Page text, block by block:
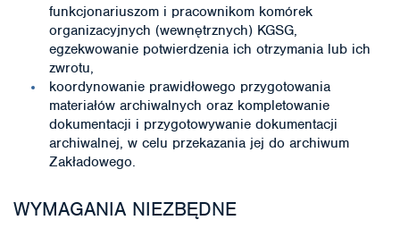
funkcjonariuszom i pracownikom komórek
organizacyjnych (wewnętrznych) KGSG,
egzekwowanie potwierdzenia ich otrzymania lub ich
zwrotu,
koordynowanie prawidłowego przygotowania
materiałów archiwalnych oraz kompletowanie
dokumentacji i przygotowywanie dokumentacji
archiwalnej, w celu przekazania jej do archiwum
Zakładowego.
WYMAGANIA NIEZBĘDNE